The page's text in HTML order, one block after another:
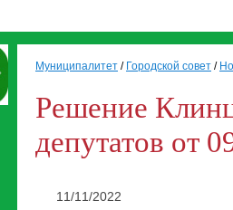
Муниципалитет / Городской совет /
Решение
депутатов от
11/11/2022